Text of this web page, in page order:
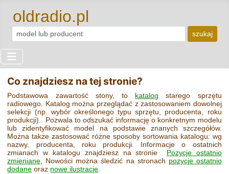
oldradio.pl
szukaj
Co znajdziesz na tej stronie?
Podstawowa zawartość stony, to katalog starego sprzętu
radiowego. Katalog można przeglądać z zastosowaniem dowolnej
selekcji (np. wybór określonego typu sprzętu, producenta, roku
produkcji). Pozwala to odszukać informację o konkretnym modelu
lub zidentyfikować model na podstawie znanych szczegółów.
Można także zastosować różne sposoby sortowania katalogu: wg
nazwy, producenta, roku produkcji. Informacje o ostatnich
zmianach w katalogu znajdziesz na stronie Pozycje ostatnio
zmieniane, Nowości można śledzić na stronach pozycje ostatnio
dodane oraz nowe ilustracje.